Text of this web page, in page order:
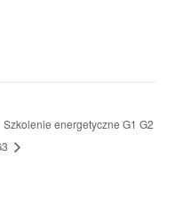
Szkolenie energetyczne G1 G2